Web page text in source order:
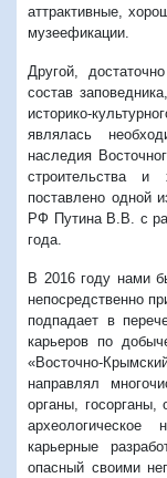
аттрактивные,
музеефикации.
Другой,
состав
историко-
являлась
наследия
строительства и
поставлено одной
РФ Путина В.В. с
года.
В 2016 году нами
непосредственно
подпадает в
карьеров по
«Восточно-
направлял
органы, госорганы,
археологическое
карьерные
опасный своими